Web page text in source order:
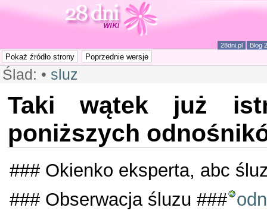
28dni.pl Blog
Ślad: • sluz
Taki wątek już
poniższych
### Okienko eksperta, abc
### Obserwacja śluzu ###